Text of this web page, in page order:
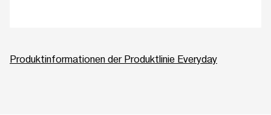
Produktinformationen der Produktlinie Everyday